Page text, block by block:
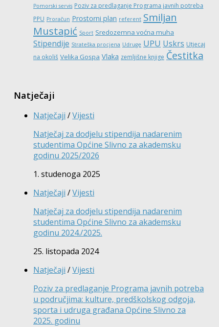
Pomorski servis Poziv za predlaganje Programa javnih potreba
PPU Proračun Prostorni plan referent Smiljan
Mustapić Sport Sredozemna voćna muha
Stipendije Strateška procjena Udruge UPU Uskrs Utjecaj
na okoliš Velika Gospa Vlaka zemljišne knjige Čestitka
Natječaji
Natječaji /Vijesti
Natječaj za dodjelu stipendija nadarenim
studentima Općine Slivno za akademsku
godinu 2025/2026
1. studenoga 2025
Natječaji /Vijesti
Natječaj za dodjelu stipendija nadarenim
studentima Općine Slivno za akademsku
godinu 2024./2025.
25. listopada 2024
Natječaji /Vijesti
Poziv za predlaganje Programa javnih potreba
u područjima: kulture, predškolskog odgoja,
sporta i udruga građana Općine Slivno za
2025. godinu